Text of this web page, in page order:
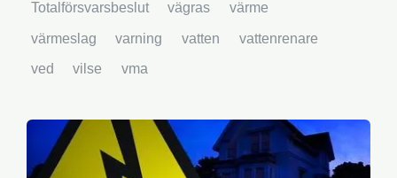
Totalförsvarsbeslut vägras värme
värmeslag varning vatten vattenrenare
ved vilse vma